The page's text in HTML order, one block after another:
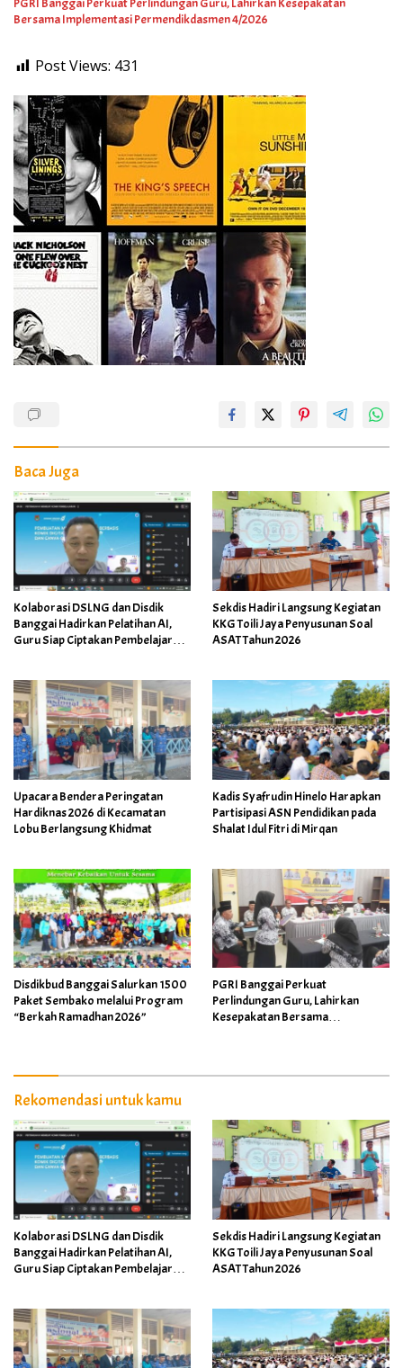
PGRI Banggai Perkuat Perlindungan Guru, Lahirkan Kesepakatan
Bersama Implementasi Permendikdasmen 4/2026
Post Views: 431
Baca Juga
Kolaborasi DSLNG dan Disdik
Banggai Hadirkan Pelatihan AI,
Guru Siap Ciptakan Pembelajaran
Sekdis Hadiri Langsung Kegiatan
KKG Toili Jaya Penyusunan Soal
ASAT Tahun 2026
Upacara Bendera Peringatan
Hardiknas 2026 di Kecamatan
Lobu Berlangsung Khidmat
Kadis Syafrudin Hinelo Harapkan
Partisipasi ASN Pendidikan pada
Shalat Idul Fitri di Mirqan
Disdikbud Banggai Salurkan 1500
Paket Sembako melalui Program
“Berkah Ramadhan 2026”
PGRI Banggai Perkuat
Perlindungan Guru, Lahirkan
Kesepakatan Bersama
Rekomendasi untuk kamu
Kolaborasi DSLNG dan Disdik
Banggai Hadirkan Pelatihan AI,
Guru Siap Ciptakan Pembelajaran
Sekdis Hadiri Langsung Kegiatan
KKG Toili Jaya Penyusunan Soal
ASAT Tahun 2026